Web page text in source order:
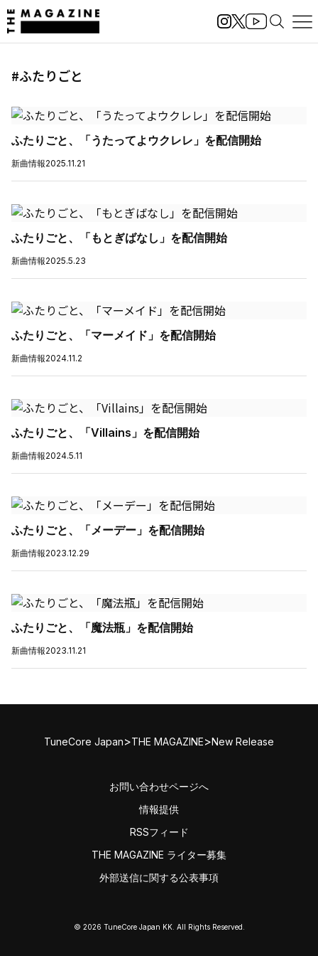
#ふたりごと
ふたりごと、「うたってよウクレレ」を配信開始
新曲情報2025.11.21
ふたりごと、「もとぎばなし」を配信開始
新曲情報2025.5.23
ふたりごと、「マーメイド」を配信開始
新曲情報2024.11.2
ふたりごと、「Villains」を配信開始
新曲情報2024.5.11
ふたりごと、「メーデー」を配信開始
新曲情報2023.12.29
ふたりごと、「魔法瓶」を配信開始
新曲情報2023.11.21
TuneCore Japan>THE MAGAZINE>New Release
お問い合わせページへ
情報提供
RSSフィード
THE MAGAZINE ライター募集
外部送信に関する公表事項
© 2026 TuneCore Japan KK. All Rights Reserved.